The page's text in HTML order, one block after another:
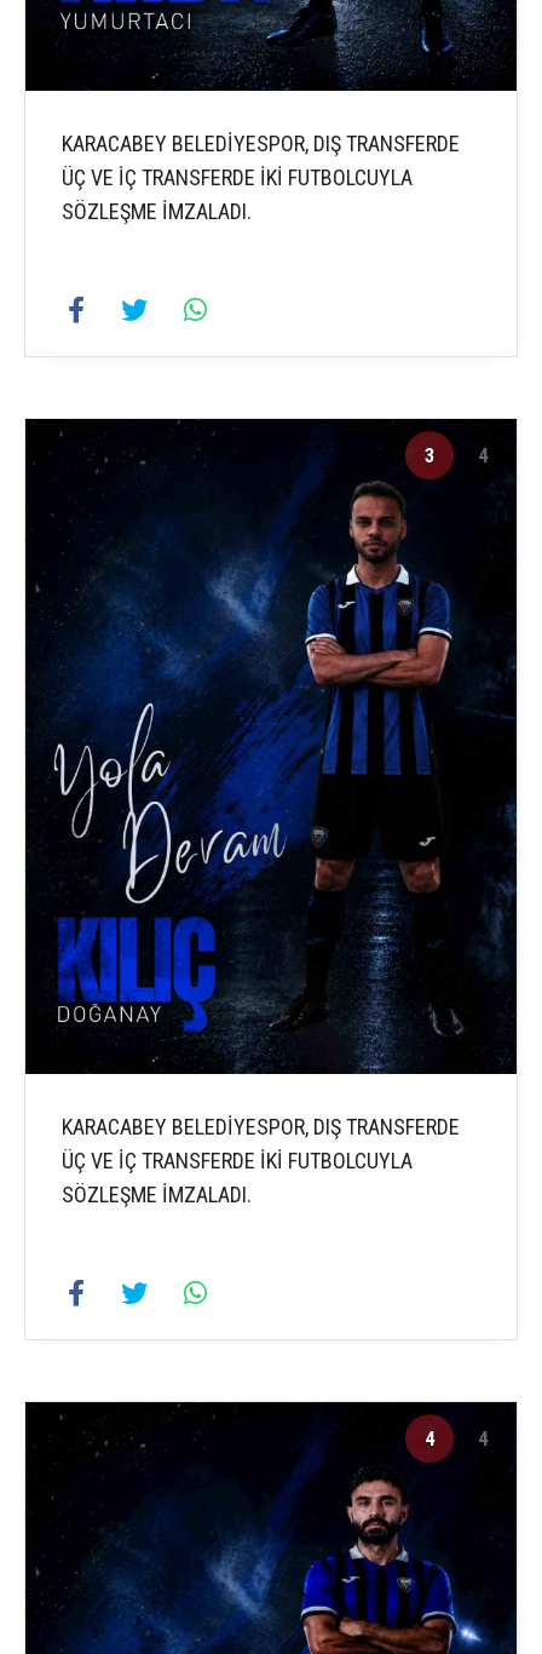
KARACABEY BELEDİYESPOR, DIŞ TRANSFERDE
ÜÇ VE İÇ TRANSFERDE İKİ FUTBOLCUYLA
SÖZLEŞME İMZALADI.
3 4
KARACABEY BELEDİYESPOR, DIŞ TRANSFERDE
ÜÇ VE İÇ TRANSFERDE İKİ FUTBOLCUYLA
SÖZLEŞME İMZALADI.
4 4